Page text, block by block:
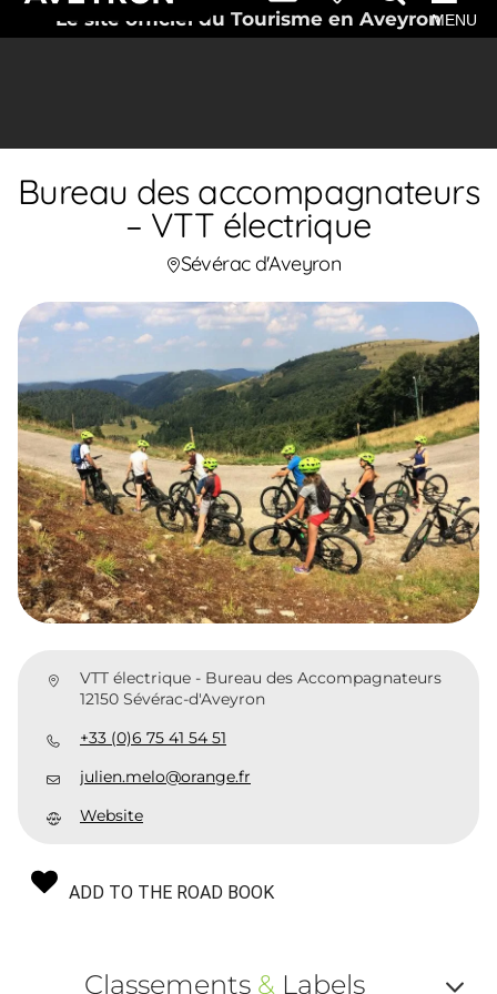
Le site officiel du Tourisme en AveyronMENU
Bureau des accompagnateurs
– VTT électrique
Sévérac d'Aveyron
VTT électrique - Bureau des Accompagnateurs
12150 Sévérac-d'Aveyron
+33 (0)6 75 41 54 51
julien.melo@orange.fr
Website
ADD TO THE ROAD BOOK
Classements & Labels